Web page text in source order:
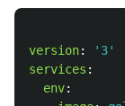
version: ' 3'
services :
env: